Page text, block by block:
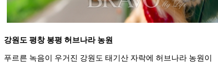
강원도 평창 봉평 허브나라 농원
푸르른 녹음이 우거진 강원도 태기산 자락에 허브나라 농원이